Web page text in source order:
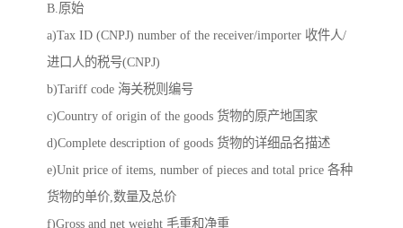
B.原始
a)Tax ID (CNPJ) number of the receiver/importer 收件人/
进口人的税号(CNPJ)
b)Tariff code 海关税则编号
c)Country of origin of the goods 货物的原产地国家
d)Complete description of goods 货物的详细品名描述
e)Unit price of items, number of pieces and total price 各种
货物的单价,数量及总价
f)Gross and net weight 毛重和净重